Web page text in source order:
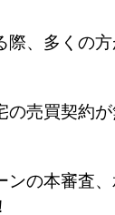
際、多くの
の売買契約
ンの本審査